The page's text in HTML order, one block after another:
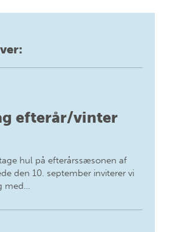
efterår/vinter
hul på efterårssæsonen af
den 10. september inviterer vi
med…